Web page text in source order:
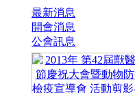
最新消息
開會消息
公會訊息